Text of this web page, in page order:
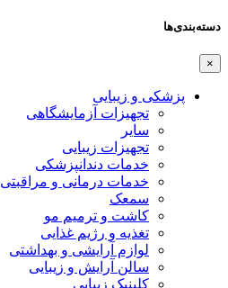
دسته‌بندی‌ها
×
پزشکی و زیبایی
تجهیزات آزمایشگاهی
سایر
تجهیزات زیبایی
خدمات دندانپزشکی
خدمات درمانی و مراقبتی
سمعک
کاشت و ترمیم مو
تغذیه و رژیم غذایی
لوازم آرایشی و بهداشتی
سالن آرایش و زیبایی
کلینیک زیبایی